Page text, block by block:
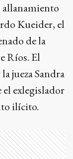
Kueider, el
de la
Ríos. El
jueza Sandra
el exlegislador
ilícito.